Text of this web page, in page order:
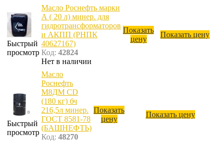
Быстрый
просмотр
Масло Роснефть марки
А ( 20 л) минер. для
гидротрансформаторов
и АКПП (РНПК
40627167)
Код: 42824
Нет в наличии
Показать
цену
Показать цену
Быстрый
просмотр
Масло
Роснефть
М8ДМ CD
(180 кг) бч
216,5л минер.
ГОСТ 8581-78
(БАШНЕФТЬ)
Код: 48270
Показать
цену
Показать цену